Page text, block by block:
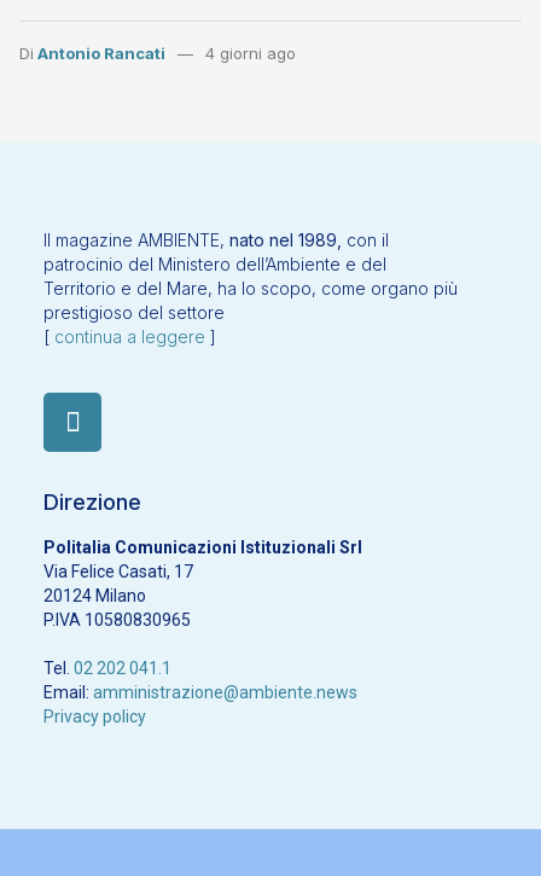
Di Antonio Rancati 4 giorni ago
Il magazine AMBIENTE, nato nel 1989, con il
patrocinio del Ministero dell’Ambiente e del
Territorio e del Mare, ha lo scopo, come organo più
prestigioso del settore
[ continua a leggere ]
Direzione
Politalia Comunicazioni Istituzionali Srl
Via Felice Casati, 17
20124 Milano
P.IVA 10580830965
Tel. 02 202 041.1
Email: amministrazione@ambiente.news
Privacy policy